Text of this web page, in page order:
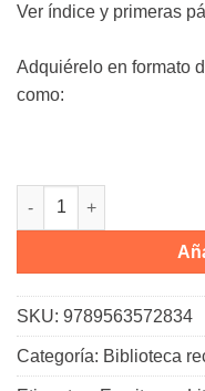
Ver índice y primeras
Adquiérelo en formato
como:
Galería clausurada
SKU: 9789563572834
Categoría: Biblioteca